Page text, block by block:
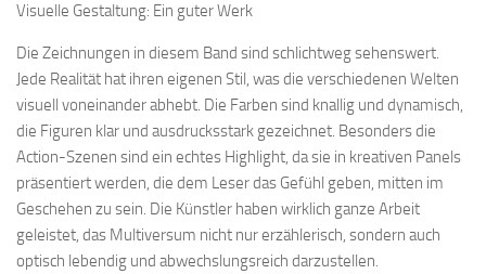
Visuelle Gestaltung: Ein guter Werk
Die Zeichnungen in diesem Band sind schlichtweg sehenswert.
Jede Realität hat ihren eigenen Stil, was die verschiedenen Welten
visuell voneinander abhebt. Die Farben sind knallig und dynamisch,
die Figuren klar und ausdrucksstark gezeichnet. Besonders die
Action-Szenen sind ein echtes Highlight, da sie in kreativen Panels
präsentiert werden, die dem Leser das Gefühl geben, mitten im
Geschehen zu sein. Die Künstler haben wirklich ganze Arbeit
geleistet, das Multiversum nicht nur erzählerisch, sondern auch
optisch lebendig und abwechslungsreich darzustellen.